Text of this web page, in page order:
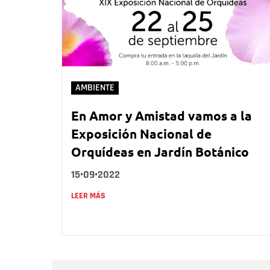
AMBIENTE
En Amor y Amistad vamos a la
Exposición Nacional de
Orquídeas en Jardín Botánico
15•09•2022
LEER MÁS